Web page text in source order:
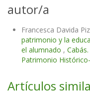
autor/a
Francesca Davida
patrimonio y la
el alumnado ,
Patrimonio
Artículos